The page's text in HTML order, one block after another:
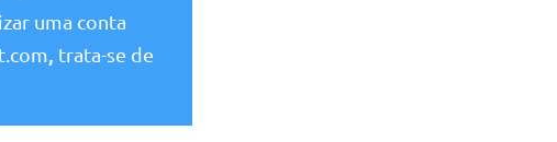
uma conta
, trata-se de